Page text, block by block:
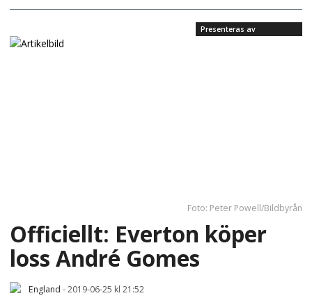
Presenteras av
Foto: Peter Powell/Bildbyrån
Officiellt: Everton köper
loss André Gomes
England -2019-06-25 kl 21:52